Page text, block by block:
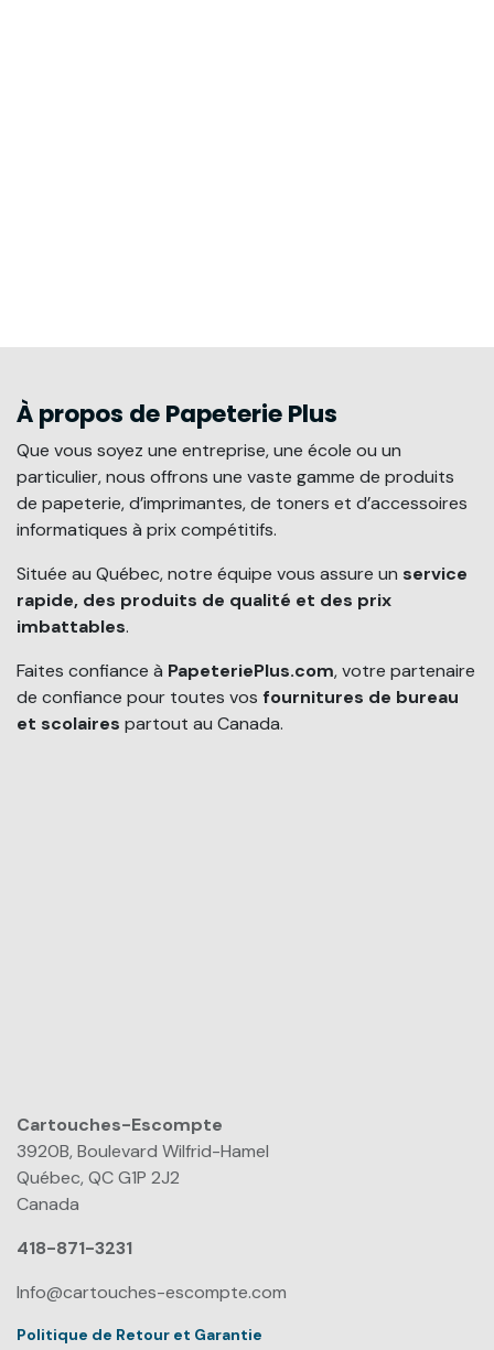
À propos de Papeterie Plus
Que vous soyez une entreprise, une école ou un
particulier, nous offrons une vaste gamme de produits
de papeterie, d’imprimantes, de toners et d’accessoires
informatiques à prix compétitifs.
Située au Québec, notre équipe vous assure un service
rapide, des produits de qualité et des prix
imbattables.
Faites confiance à PapeteriePlus.com, votre partenaire
de confiance pour toutes vos fournitures de bureau
et scolaires partout au Canada.
Cartouches-Escompte
3920B, Boulevard Wilfrid-Hamel
Québec, QC G1P 2J2
Canada
418-871-3231
Info@cartouches-escompte.com
Politique de Retour et Garantie